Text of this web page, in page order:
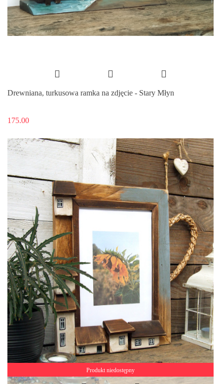
Drewniana, turkusowa ramka na zdjęcie - Stary Młyn
175.00
Produkt niedostępny